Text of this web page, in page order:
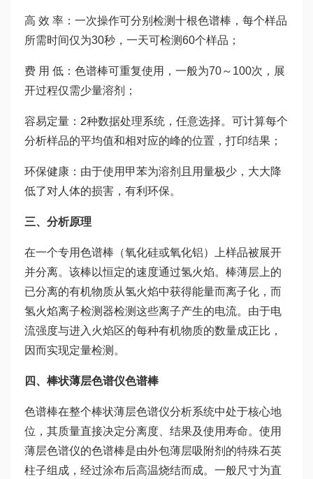
高 效 率：一次操作可分别检测十根色谱棒，每个样品
所需时间仅为30秒，一天可检测60个样品；
费 用 低：色谱棒可重复使用，一般为70～100次，展
开过程仅需少量溶剂；
容易定量：2种数据处理系统，任意选择。可计算每个
分析样品的平均值和相对应的峰的位置，打印结果；
环保健康：由于使用甲苯为溶剂且用量极少，大大降
低了对人体的损害，有利环保。
三、分析原理
在一个专用色谱棒（氧化硅或氧化铝）上样品被展开
并分离。该棒以恒定的速度通过氢火焰。棒薄层上的
已分离的有机物质从氢火焰中获得能量而离子化，而
氢火焰离子检测器检测这些离子产生的电流。由于电
流强度与进入火焰区的每种有机物质的数量成正比，
因而实现定量检测。
四、棒状薄层色谱仪色谱棒
色谱棒在整个棒状薄层色谱仪分析系统中处于核心地
位，其质量直接决定分离度、结果及使用寿命。使用
薄层色谱仪的色谱棒是由外包薄层吸附剂的特殊石英
柱子组成，经过涂布后高温烧结而成。一般尺寸为直